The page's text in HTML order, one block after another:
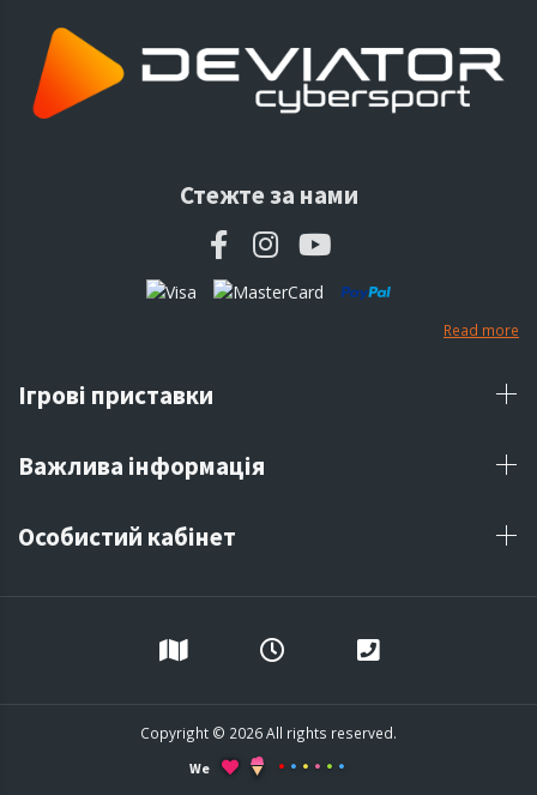
Стежте за нами
Read more
Ігрові приставки
Важлива інформація
Особистий кабінет
Copyright © 2026 All rights reserved.
We